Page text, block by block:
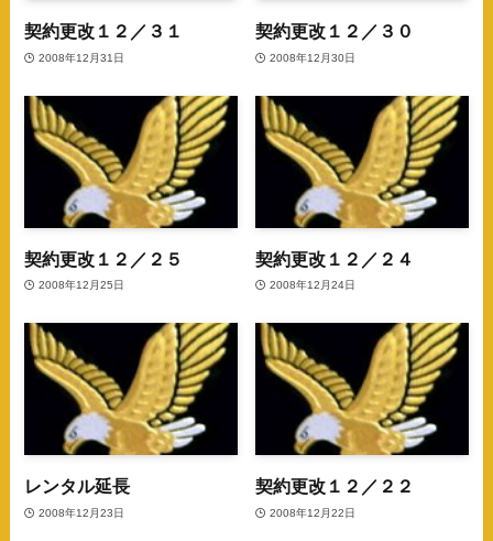
契約更改１２／３１
2008年12月31日
契約更改１２／３０
2008年12月30日
契約更改１２／２５
2008年12月25日
契約更改１２／２４
2008年12月24日
レンタル延長
2008年12月23日
契約更改１２／２２
2008年12月22日